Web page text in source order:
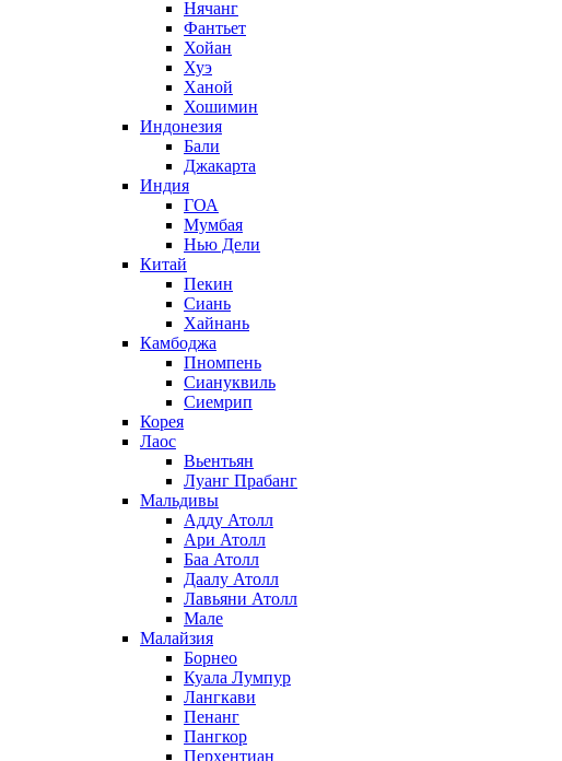
Нячанг
Фантьет
Хойан
Хуэ
Ханой
Хошимин
Индонезия
Бали
Джакарта
Индия
ГОА
Мумбая
Нью Дели
Китай
Пекин
Сиань
Хайнань
Камбоджа
Пномпень
Сиануквиль
Сиемрип
Корея
Лаос
Вьентьян
Луанг Прабанг
Мальдивы
Адду Атолл
Ари Атолл
Баа Атолл
Даалу Атолл
Лавьяни Атолл
Мале
Малайзия
Борнео
Куала Лумпур
Лангкави
Пенанг
Пангкор
Перхентиан